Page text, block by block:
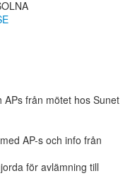
APs från mötet hos Sunet
AP-s och info från
för avlämning till